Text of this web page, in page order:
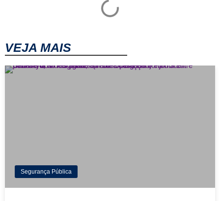
VEJA MAIS
Segurança Pública